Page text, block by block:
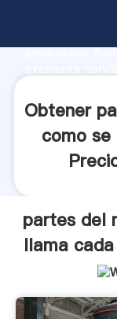
producción,
crea el valor y
Obtener
como
partes del
llama